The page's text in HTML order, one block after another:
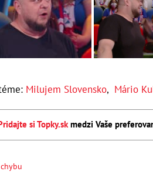
Milujem Slovensko, Mário
si Topky.skmedzi Vaše